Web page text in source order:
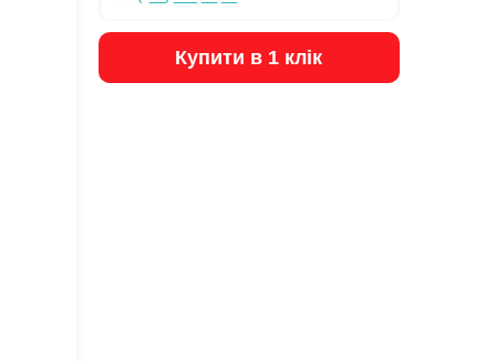
Купити в 1 клік